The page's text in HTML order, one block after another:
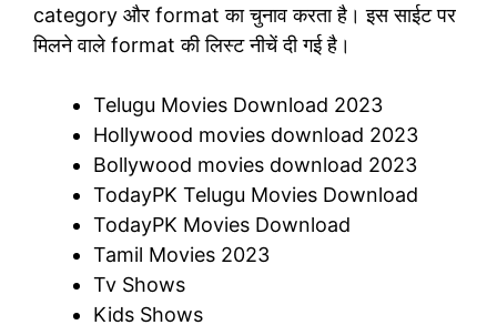
category और format का चुनाव करता है। इस साईट पर
मिलने वाले format की लिस्ट नीचें दी गई है।
Telugu Movies Download 2023
Hollywood movies download 2023
Bollywood movies download 2023
TodayPK Telugu Movies Download
TodayPK Movies Download
Tamil Movies 2023
Tv Shows
Kids Shows